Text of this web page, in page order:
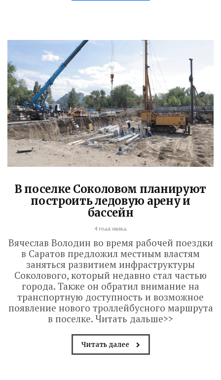
В поселке Соколовом планируют
построить ледовую арену и
бассейн
4 года назад
Вячеслав Володин во время рабочей поездки
в Саратов предложил местным властям
заняться развитием инфраструктуры
Соколового, который недавно стал частью
города. Также он обратил внимание на
транспортную доступность и возможное
появление нового троллейбусного маршрута
в поселке. Читать дальше>>
Читать далее